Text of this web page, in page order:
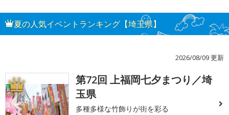
夏の人気イベントランキング【埼玉県】
2026/08/09 更新
1
第72回 上福岡七夕まつり／埼
玉県
多種多様な竹飾りが街を彩る